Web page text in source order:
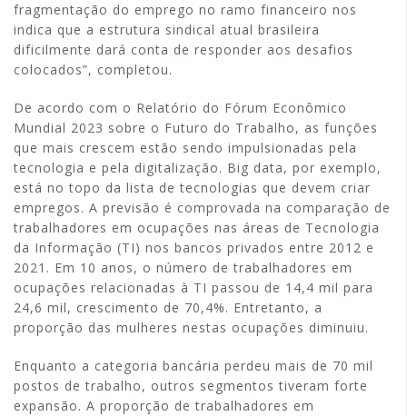
fragmentação do emprego no ramo financeiro nos
indica que a estrutura sindical atual brasileira
dificilmente dará conta de responder aos desafios
colocados”, completou.
De acordo com o Relatório do Fórum Econômico
Mundial 2023 sobre o Futuro do Trabalho, as funções
que mais crescem estão sendo impulsionadas pela
tecnologia e pela digitalização. Big data, por exemplo,
está no topo da lista de tecnologias que devem criar
empregos. A previsão é comprovada na comparação de
trabalhadores em ocupações nas áreas de Tecnologia
da Informação (TI) nos bancos privados entre 2012 e
2021. Em 10 anos, o número de trabalhadores em
ocupações relacionadas à TI passou de 14,4 mil para
24,6 mil, crescimento de 70,4%. Entretanto, a
proporção das mulheres nestas ocupações diminuiu.
Enquanto a categoria bancária perdeu mais de 70 mil
postos de trabalho, outros segmentos tiveram forte
expansão. A proporção de trabalhadores em